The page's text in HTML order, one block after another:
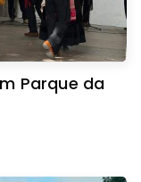
Parque da